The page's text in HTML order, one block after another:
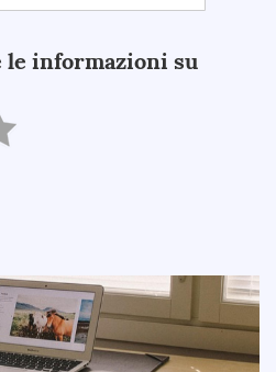
le informazioni su